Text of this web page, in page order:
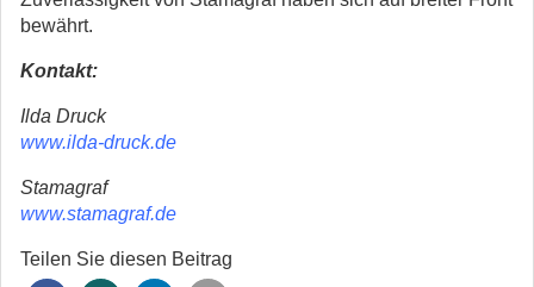
bewährt.
Kontakt:
Ilda Druck
www.ilda-druck.de
Stamagraf
www.stamagraf.de
Teilen Sie diesen Beitrag